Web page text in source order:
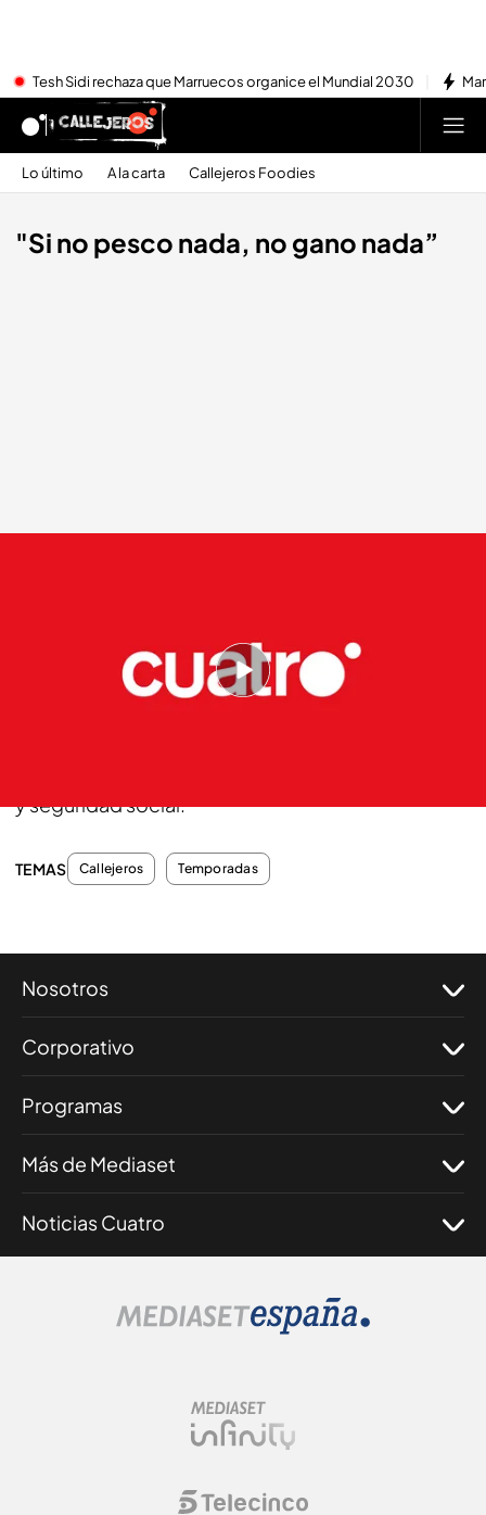
Tesh Sidi rechaza que Marruecos organice el Mundial 2030
Lo último A la carta Callejeros Foodies
"Si no pesco nada, no gano nada”
y seguridad social.
TEMAS Callejeros Temporadas
Nosotros
Corporativo
Programas
Más de Mediaset
Noticias Cuatro